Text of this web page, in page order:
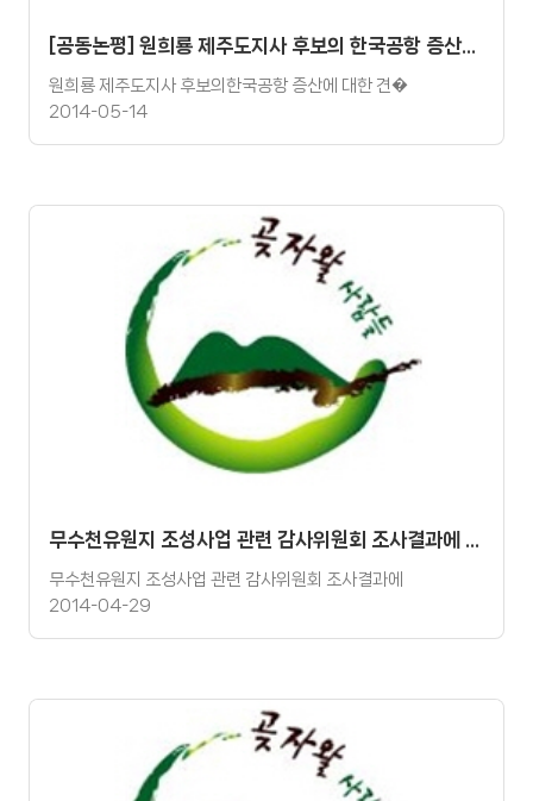
[공동논평] 원희룡 제주도지사 후보의 한국공항 증산에 대한 견해에 대해
원희룡 제주도지사 후보의한국공항 증산에 대한 견�
2014-05-14
무수천유원지 조성사업 관련 감사위원회 조사결과에 대한 환경단체 공동논평
무수천유원지 조성사업 관련 감사위원회 조사결과에
2014-04-29